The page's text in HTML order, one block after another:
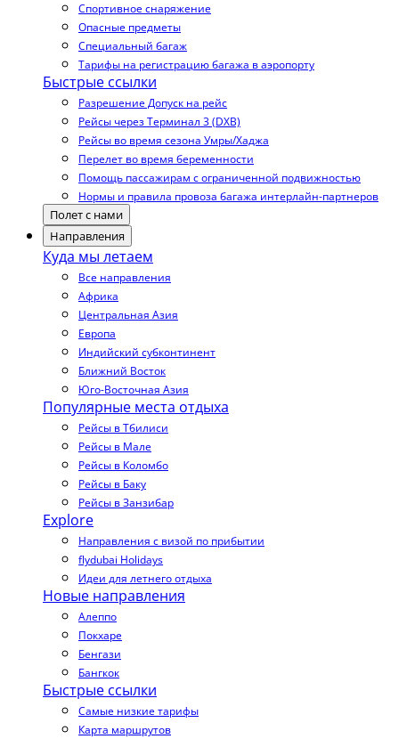
Спортивное снаряжение
Опасные предметы
Специальный багаж
Тарифы на регистрацию багажа в аэропорту
Быстрые ссылки
Разрешение Допуск на рейс
Рейсы через Терминал 3 (DXB)
Рейсы во время сезона Умры/Хаджа
Перелет во время беременности
Помощь пассажирам с ограниченной подвижностью
Нормы и правила провоза багажа интерлайн-партнеров
Полет с нами
Направления
Куда мы летаем
Все направления
Африка
Центральная Азия
Европа
Индийский субконтинент
Ближний Восток
Юго-Восточная Азия
Популярные места отдыха
Рейсы в Тбилиси
Рейсы в Мале
Рейсы в Коломбо
Рейсы в Баку
Рейсы в Занзибар
Explore
Направления с визой по прибытии
flydubai Holidays
Идеи для летнего отдыха
Новые направления
Алеппо
Покхаре
Бенгази
Бангкок
Быстрые ссылки
Самые низкие тарифы
Карта маршрутов